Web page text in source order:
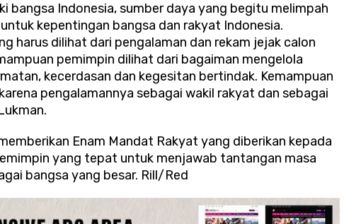
bangsa Indonesia, sumber daya yang begitu melimpah
kepentingan bangsa dan rakyat Indonesia.
harus dilihat dari pengalaman dan rekam jejak calon
pemimpin dilihat dari bagaiman mengelola
kecerdasan dan kegesitan bertindak. Kemampuan
pengalamannya sebagai wakil rakyat dan sebagai
Enam Mandat Rakyat yang diberikan kepada
yang tepat untuk menjawab tantangan masa
bangsa yang besar. Rill/Red